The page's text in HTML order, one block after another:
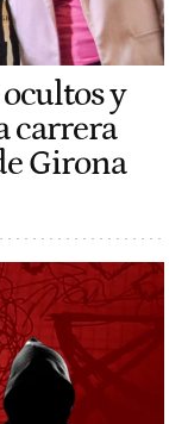
y
carrera
Girona